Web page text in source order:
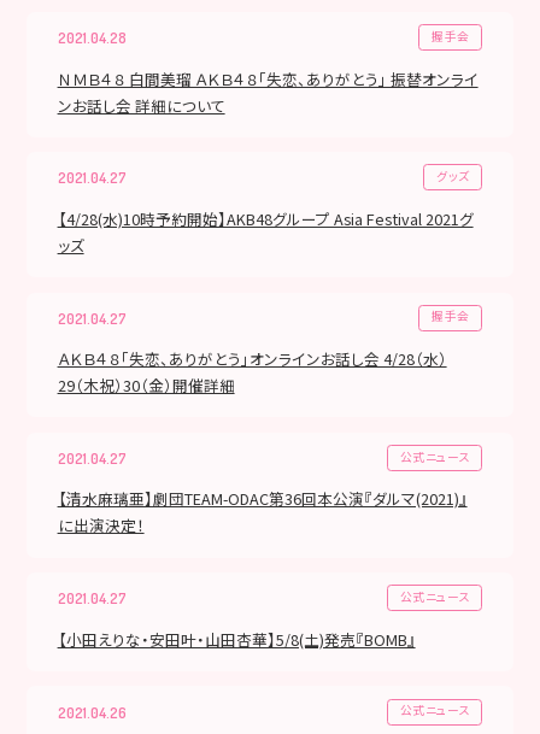
2021.04.28 握手会
ＮＭＢ４８ 白間美瑠 ＡＫＢ４８「失恋、ありがとう」 振替オンライ
ンお話し会 詳細について
2021.04.27 グッズ
【4/28(水)10時予約開始】AKB48グループ Asia Festival 2021グ
ッズ
2021.04.27 握手会
ＡＫＢ４８「失恋、ありがとう」オンラインお話し会 4/28（水）
29（木祝）30（金）開催詳細
2021.04.27 公式ニュース
【清水麻璃亜】劇団TEAM-ODAC第36回本公演『ダルマ(2021)』
に出演決定！
2021.04.27 公式ニュース
【小田えりな・安田叶・山田杏華】5/8(土)発売『BOMB』
2021.04.26 公式ニュース